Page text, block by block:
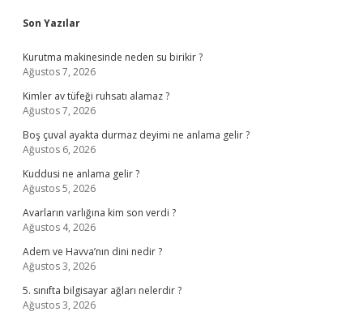
Sidebar
Son Yazılar
Kurutma makinesinde neden su birikir ?
Ağustos 7, 2026
Kimler av tüfeği ruhsatı alamaz ?
Ağustos 7, 2026
Boş çuval ayakta durmaz deyimi ne anlama gelir ?
Ağustos 6, 2026
Kuddusi ne anlama gelir ?
Ağustos 5, 2026
Avarların varlığına kim son verdi ?
Ağustos 4, 2026
Adem ve Havva’nın dini nedir ?
Ağustos 3, 2026
5. sınıfta bilgisayar ağları nelerdir ?
Ağustos 3, 2026